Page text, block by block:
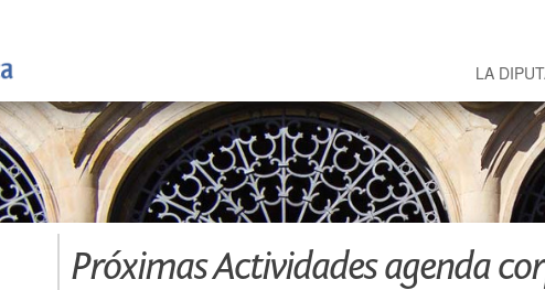
LA
Próximas Actividades agenda